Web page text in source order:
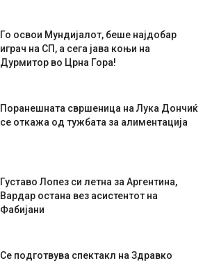
Го освои Мундијалот, беше најдобар
играч на СП, а сега јава коњи на
Дурмитор во Црна Гора!
Поранешната свршеница на Лука Дончиќ
се откажа од тужбата за алиментација
Густаво Лопез си летна за Аргентина,
Вардар остана вез асистентот на
Фабијани
Се подготвува спектакл на Здравко